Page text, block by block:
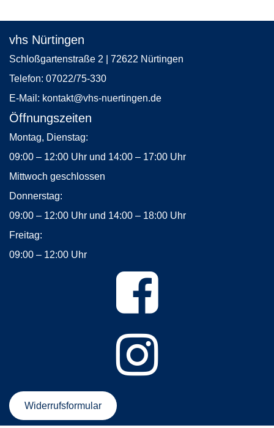
vhs Nürtingen
Schloßgartenstraße 2 | 72622 Nürtingen
Telefon: 07022/75-330
E-Mail: kontakt@vhs-nuertingen.de
Öffnungszeiten
Montag, Dienstag:
09:00 – 12:00 Uhr und 14:00 – 17:00 Uhr
Mittwoch geschlossen
Donnerstag:
09:00 – 12:00 Uhr und 14:00 – 18:00 Uhr
Freitag:
09:00 – 12:00 Uhr
Widerrufsformular